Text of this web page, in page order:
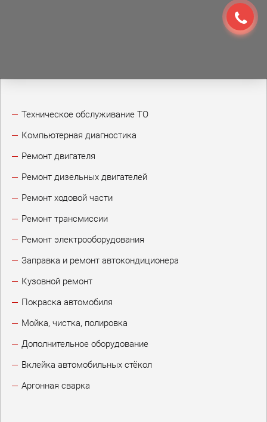
Техническое обслуживание ТО
Компьютерная диагностика
Ремонт двигателя
Ремонт дизельных двигателей
Ремонт ходовой части
Ремонт трансмиссии
Ремонт электрооборудования
Заправка и ремонт автокондиционера
Кузовной ремонт
Покраска автомобиля
Мойка, чистка, полировка
Дополнительное оборудование
Вклейка автомобильных стёкол
Аргонная сварка